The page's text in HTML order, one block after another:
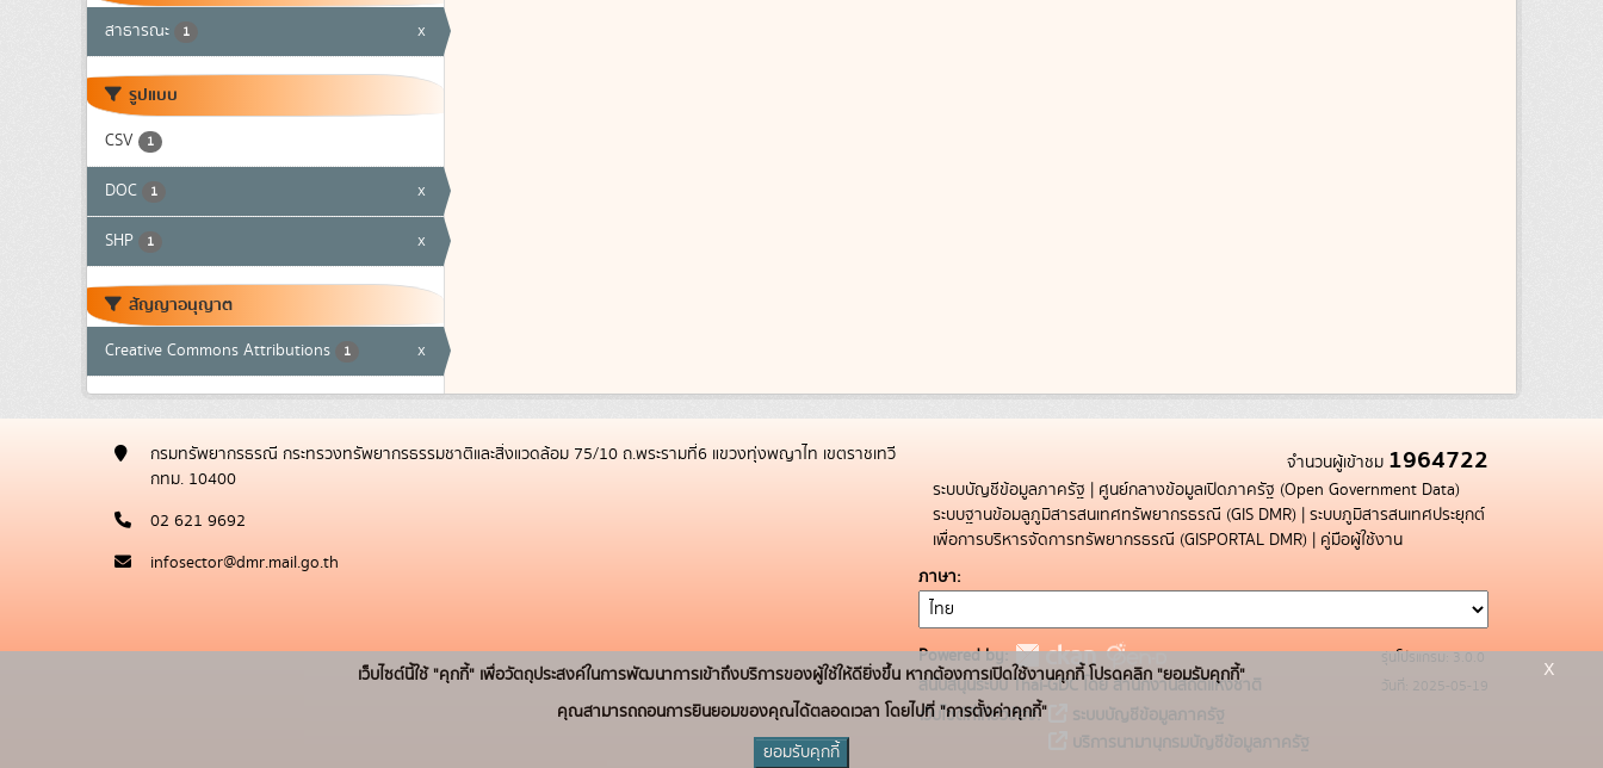
สาธารณะ 1 x
รูปแบบ
CSV 1
DOC 1 x
SHP 1 x
สัญญาอนุญาต
Creative Commons Attributions 1 x
กรมทรัพยากรธรณี กระทรวงทรัพยากรธรรมชาติและสิ่งแวดล้อม 75/10 ถ.พระรามที่6 แขวงทุ่งพญาไท เขตราชเทวี
กทม. 10400
02 621 9692
infosector@dmr.mail.go.th
จำนวนผู้เข้าชม 1964722
ระบบบัญชีข้อมูลภาครัฐ | ศูนย์กลางข้อมูลเปิดภาครัฐ (Open Government Data)
ระบบฐานข้อมลูภูมิสารสนเทศทรัพยากรธรณี (GIS DMR) | ระบบภูมิสารสนเทศประยุกต์
เพื่อการบริหารจัดการทรัพยากรธรณี (GISPORTAL DMR) | คู่มือผู้ใช้งาน
ภาษา
Powered by:
สนับสนุนระบบ Thai-GDC โดย สำนักงานสถิติแห่งชาติ
เว็บไซต์ที่เกี่ยวข้อง:
ระบบบัญชีข้อมูลภาครัฐ
บริการนามานุกรมบัญชีข้อมูลภาครัฐ
รุ่นโปรแกรม: 3.0.0
วันที่: 2025-05-19
เว็บไซต์นี้ใช้ "คุกกี้" เพื่อวัตถุประสงค์ในการพัฒนาการเข้าถึงบริการของผู้ใช้ให้ดียิ่งขึ้น หากต้องการเปิดใช้งานคุกกี้ โปรดคลิก "ยอมรับคุกกี้"
คุณสามารถถอนการยินยอมของคุณได้ตลอดเวลา โดยไปที่ "การตั้งค่าคุกกี้"
ยอมรับคุกกี้
x